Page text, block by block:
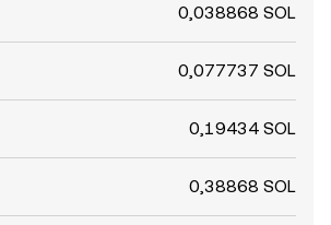
0,038868 SOL
0,077737 SOL
0,19434 SOL
0,38868 SOL